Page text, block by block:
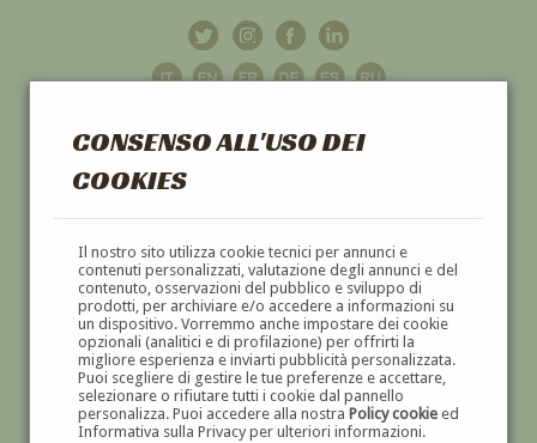
CONSENSO ALL'USO DEI
COOKIES
Il nostro sito utilizza cookie tecnici per annunci e
contenuti personalizzati, valutazione degli annunci e del
contenuto, osservazioni del pubblico e sviluppo di
prodotti, per archiviare e/o accedere a informazioni su
un dispositivo. Vorremmo anche impostare dei cookie
opzionali (analitici e di profilazione) per offrirti la
migliore esperienza e inviarti pubblicità personalizzata.
Puoi scegliere di gestire le tue preferenze e accettare,
selezionare o rifiutare tutti i cookie dal pannello
personalizza. Puoi accedere alla nostra Policy cookieed
Informativa sulla Privacy per ulteriori informazioni.
GALLERIAD'ARTE
DIPINTI E SCULTURE '800 E '900